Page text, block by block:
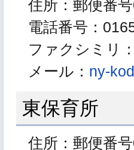
住所：郵便番
電話番号：
ファクシミリ
メール： ny-
東保育所
住所：郵便番